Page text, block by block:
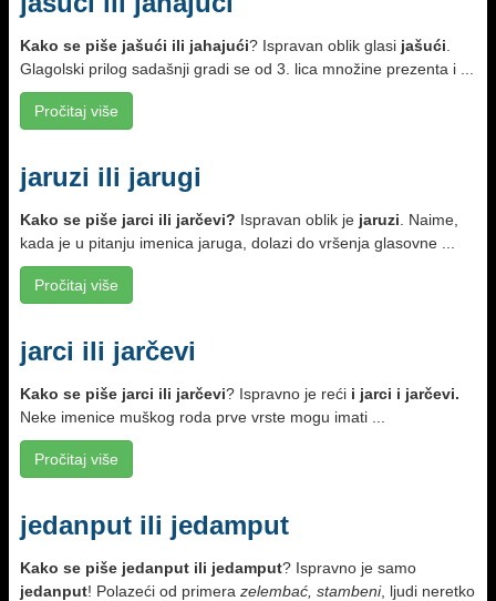
Kako se piše jašući ili jahajući? Ispravan oblik glasi jašući
Glagolski prilog sadašnji gradi se od 3. lica množine prezenta i ...
Pročitaj više
jaruzi ili jarugi
Kako se piše jarci ili jarčevi? Ispravan oblik je jaruzi . Naime,
kada je u pitanju imenica jaruga, dolazi do vršenja glasovne ...
Pročitaj više
jarci ili jarčevi
Kako se piše jarci ili jarčevi? Ispravno je reći i jarci i jarčevi.
Neke imenice muškog roda prve vrste mogu imati ...
Pročitaj više
jedanput ili jedamput
Kako se piše jedanput ili jedamput? Ispravno je samo
jedanput! Polazeći od primera zelembać, stambeni, lјudi neretko